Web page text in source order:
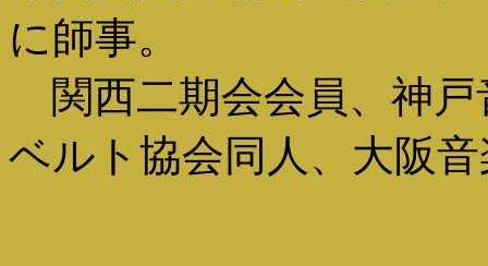
に師事。
関西二期会会員、神戸
ベルト協会同人、大阪